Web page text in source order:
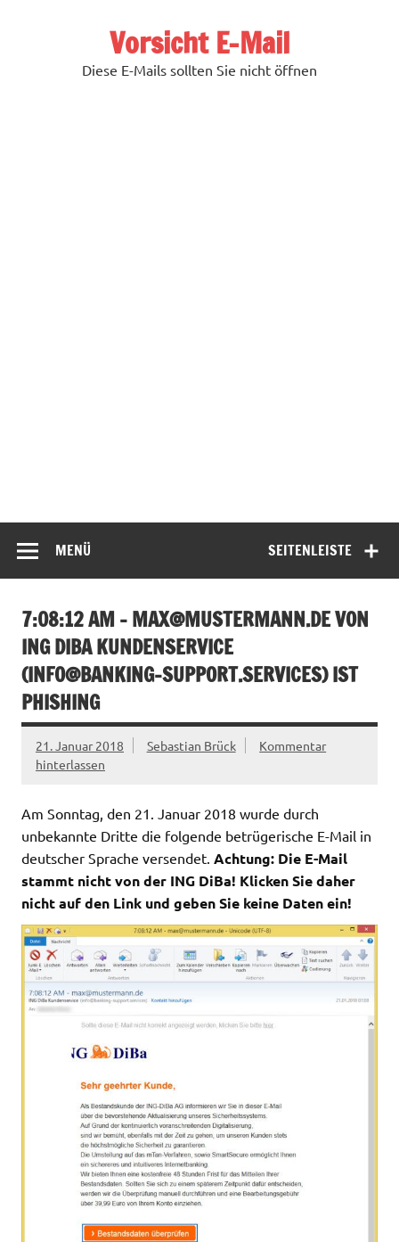
Vorsicht E-Mail
Diese E-Mails sollten Sie nicht öffnen
SEITENLEISTE
MENÜ
7:08:12 AM –MAX@MUSTERMANN.DEVON
ING DIBA KUNDENSERVICE
(INFO@BANKING-SUPPORT.SERVICES) IST
PHISHING
21. Januar 2018 Sebastian Brück
Kommentar
hinterlassen
Am Sonntag, den 21. Januar 2018 wurde durch
unbekannte Dritte die folgende betrügerische E-Mail in
deutscher Sprache versendet. Achtung: Die E-Mail
stammt nicht von der ING DiBa! Klicken Sie daher
nicht auf den Link und geben Sie keine Daten ein!